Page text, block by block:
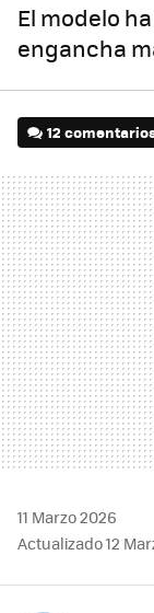
El modelo
engancha
12
11 Marzo 2026
Actualizado 12